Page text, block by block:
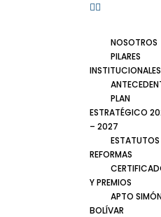
NOSOTROS
PILARES
INSTITUCIONALES
PLAN
ESTRATÉGICO
– 2027
ESTATUTOS
REFORMAS
Y PREMIOS
APTO
BOLÍVAR